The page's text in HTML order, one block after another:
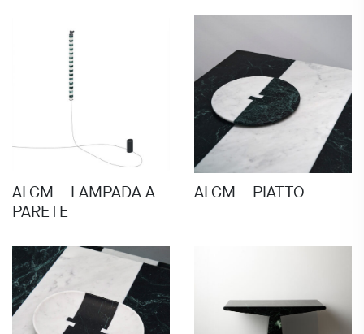
ALCM – LAMPADA A
PARETE
ALCM – PIATTO